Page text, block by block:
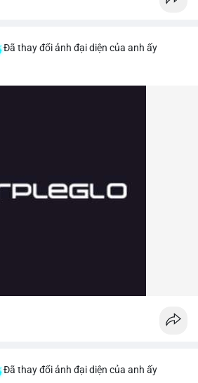
Đã thay đổi ảnh đại diện của anh ấy
Đã thay đổi ảnh đại diện của anh ấy